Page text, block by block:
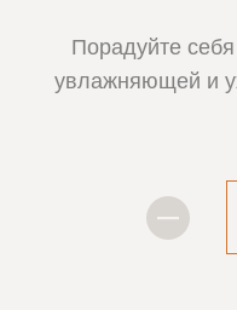
Порадуйте
увлажняющей и